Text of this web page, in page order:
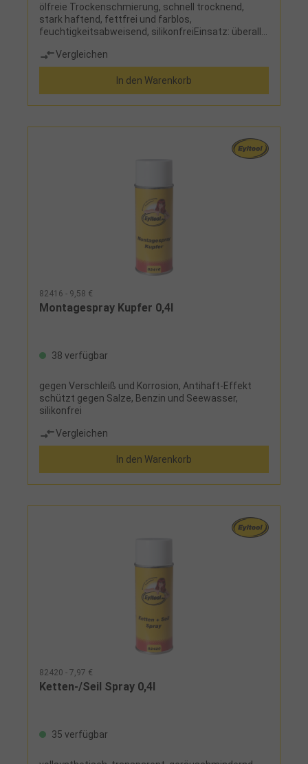
ölfreie Trockenschmierung, schnell trocknend,
stark haftend, fettfrei und farblos,
feuchtigkeitsabweisend, silikonfreiEinsatz: überall
zulässig oder erwünscht ist, als Trennmittel bei
Holz-, Kunststoff- und Gummiverarbeitung, zur
Pflege von Messmitteln wie Messschieber, Lehren
usw.
Vergleichen
In den Warenkorb
82416 - 9,58 €
Montagespray Kupfer 0,4l
38 verfügbar
gegen Verschleiß und Korrosion, Antihaft-Effekt
schützt gegen Salze, Benzin und Seewasser,
silikonfrei
Vergleichen
In den Warenkorb
82420 - 7,97 €
Ketten-/Seil Spray 0,4l
35 verfügbar